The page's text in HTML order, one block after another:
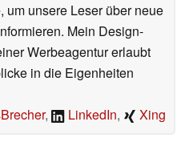
um unsere Leser über neue
Mein Design-
Werbeagentur erlaubt
in die Eigenheiten
, LinkedIn, Xing